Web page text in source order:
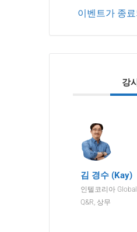
이벤트가 종
강
김 경수 (Kay)
인텔코리아
Q&R, 상무